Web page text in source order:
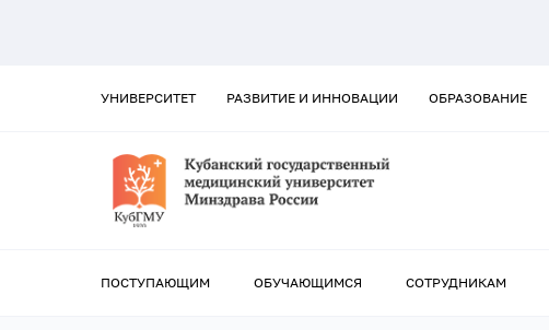
УНИВЕРСИТЕТ РАЗВИТИЕ И ИННОВАЦИИ ОБРАЗОВАНИЕ
ПОСТУПАЮЩИМ ОБУЧАЮЩИМСЯ СОТРУДНИКАМ